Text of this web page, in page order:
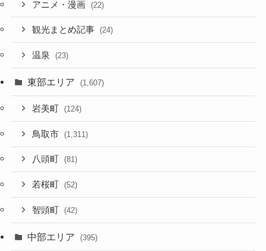
アニメ・漫画 (22)
観光まとめ記事 (24)
温泉 (23)
東部エリア (1,607)
岩美町 (124)
鳥取市 (1,311)
八頭町 (81)
若桜町 (52)
智頭町 (42)
中部エリア (395)